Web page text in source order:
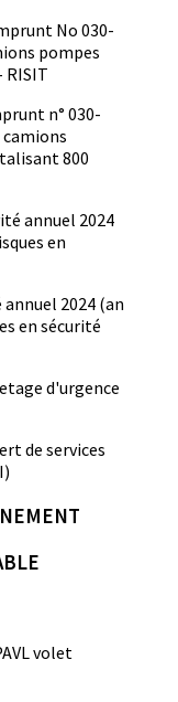
No 030-
pompes
RISIT
n° 030-
800
annuel 2024
en
2024 (an
en sécurité
d'urgence
de services
volet